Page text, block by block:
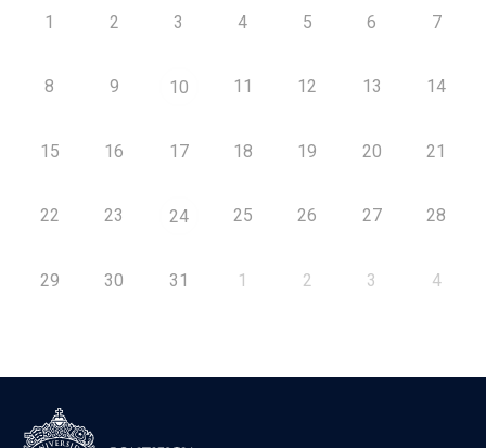
1 2 3 4 5 6 7
8 9 10 11 12 13 14
15 16 17 18 19 20 21
22 23 24 25 26 27 28
29 30 31 1 2 3 4